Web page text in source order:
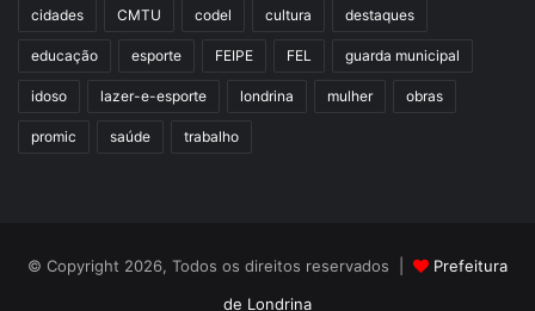
cidades CMTU codel cultura destaques
educação esporte FEIPE FEL guarda municipal
idoso lazer-e-esporte londrina mulher obras
promic saúde trabalho
© Copyright 2026, Todos os direitos reservados |
Prefeitura
de Londrina